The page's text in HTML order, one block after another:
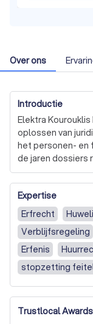
Over ons
Introductie
Elektra
oplossen van
het personen- en
de jaren dossiers
alimentatie,
verdeling van
andere familiale
en menselijke
Elektra Kourouklis
familiezaken
master in de
enorme
immers over een
Dat betekent dat
Expertise
Erfrecht
Verblijfsregeling
Erfenis
stopzetting
vereffening en
Trustlocal Awards